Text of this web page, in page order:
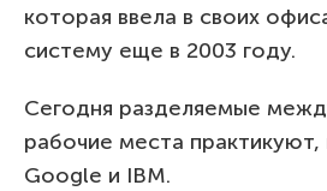
которая ввела в своих
систему еще в 2003 году.
Сегодня разделяемые
рабочие места практикуют,
Google и IBM.